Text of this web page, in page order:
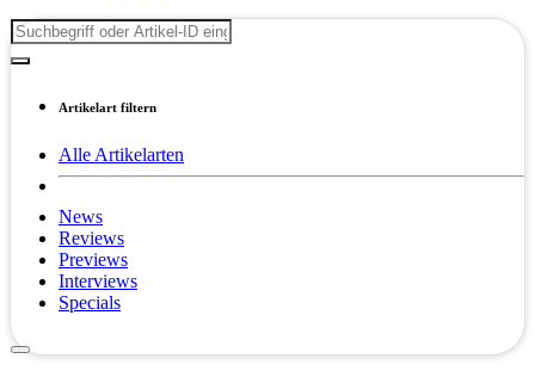
Artikelart filtern
Alle Artikelarten
News
Reviews
Previews
Interviews
Specials